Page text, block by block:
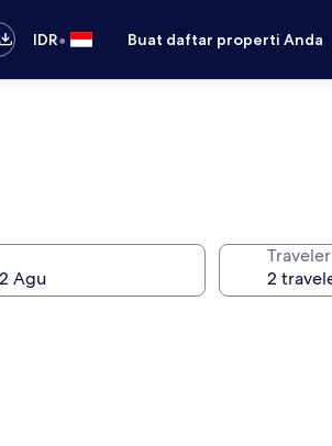
IDR• Buat daftar properti Anda
Traveler